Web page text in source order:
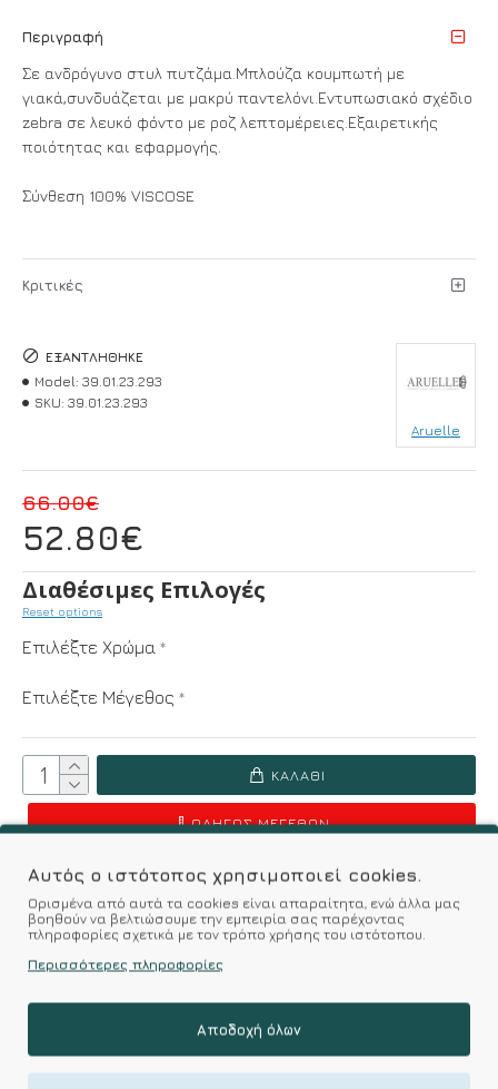
Περιγραφή
Σε ανδρόγυνο στυλ πυτζάμα.Μπλούζα κουμπωτή με
γιακά,συνδυάζεται με μακρύ παντελόνι.Εντυπωσιακό σχέδιο
zebra σε λευκό φόντο με ροζ λεπτομέρειες.Εξαιρετικής
ποιότητας και εφαρμογής.
Σύνθεση 100% VISCOSE
Κριτικές
Σύμφωνα με 0 αξιολογήσεις. Γράψτε μια κριτική
52.80€
66.00€
ΕΞΑΝΤΛΉΘΗΚΕ
Model: 39.01.23.293
SKU: 39.01.23.293
Aruelle
Διαθέσιμες Επιλογές
Reset options
Επιλέξτε Χρώμα
Επιλέξτε Μέγεθος
ΚΑΛΆΘΙ
ΟΔΗΓΌΣ ΜΕΓΕΘΏΝ
Επιθυμητό Σύγκριση
Kalimeratzis Underwear : Προϊόντα Σχεδιασμένα για
Εσάς & Υφάσματα Υψηλής Ποιότητας για
Αξεπέραστη Αντοχή
Αυτός ο ιστότοπος χρησιμοποιεί cookies.
Ορισμένα από αυτά τα cookies είναι απαραίτητα, ενώ άλλα μας
βοηθούν να βελτιώσουμε την εμπειρία σας παρέχοντας
πληροφορίες σχετικά με τον τρόπο χρήσης του ιστότοπου.
Περισσότερες πληροφορίες
Αποδοχή όλων